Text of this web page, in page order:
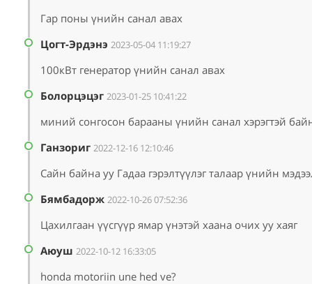
Гар поны үнийн санал авах
Цогт-Эрдэнэ 2023-05-04 11:19:27
100кВт генератор үнийн санал авах
Болорцэцэг 2023-01-25 10:41:22
миний сонгосон барааны үнийн санал хэрэгтэй
Ганзориг 2022-12-16 12:10:46
Сайн байна уу Гадаа гэрэлтүүлэг талаар үнийн
Бямбадорж 2022-10-26 07:52:36
Цахилгаан үүсгүүр ямар үнэтэй хаана очих уу хаяг
Аюуш 2022-10-12 16:33:05
honda motoriin une hed ve?